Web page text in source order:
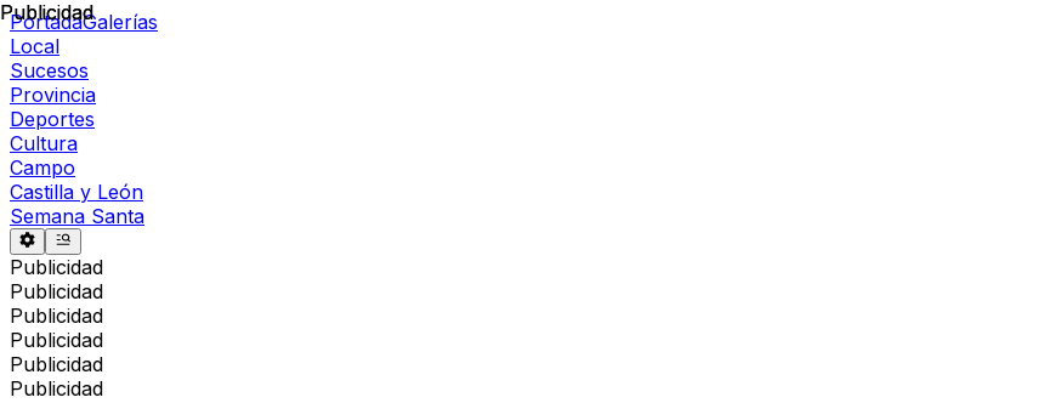
PortadaGalerías
Local
Sucesos
Provincia
Deportes
Cultura
Campo
Castilla y León
Semana Santa
Publicidad
Publicidad
Publicidad
Publicidad
Publicidad
Publicidad
Publicidad
Publicidad